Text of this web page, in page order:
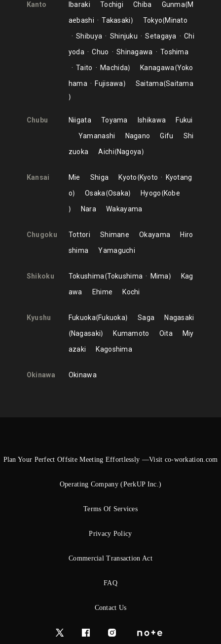
Kanto Ibaraki Tochigi Chiba Gunma M
aebashi
Takasaki Tokyo Minato
Shibuya
Shinjuku Setagaya
Chi
yoda
Chuo Shinagawa
Toshima
Taito
Machida Kanagawa Yoko
hama
Fujisawa Saitama Saitama
Chubu Niigata Toyama Ishikawa
Fukui
Yamanashi
Nagano Gifu
Shi
zuoka
Aichi Nagoya
Kansai Mie Shiga Kyoto Kyoto
Kyotang
o
Osaka Osaka Hyogo Kobe
Nara
Wakayama
Chugoku Tottori Shimane Okayama
Hiro
shima
Yamaguchi
Shikoku Tokushima Tokushima Mima
Kag
awa
Ehime Kochi
Kyushu Fukuoka Fukuoka Saga
Nagasaki
Nagasaki
Kumamoto Oita
Miy
azaki
Kagoshima
Okinawa Okinawa
Plan Your Perfect Offsite Meeting Effortlessly —Visit co-workation.com
Operating Company (PerkUP Inc.)
Terms Of Services
Privacy Policy
Commercial Transaction Act
FAQ
Contact Us